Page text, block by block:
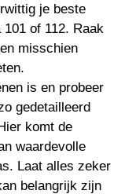
je beste
of 112. Raak
misschien
is en probeer
gedetailleerd
komt de
waardevolle
Laat alles zeker
belangrijk zijn